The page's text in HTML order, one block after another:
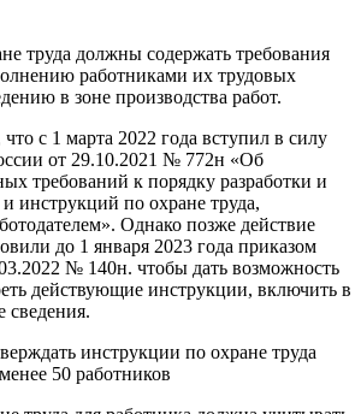
труда должны содержать требования
работниками их трудовых
в зоне производства работ.
с 1 марта 2022 года вступил в силу
от 29.10.2021 № 772н «Об
требований к порядку разработки и
инструкций по охране труда,
Однако позже действие
до 1 января 2023 года приказом
№ 140н. чтобы дать возможность
действующие инструкции, включить в
сведения.